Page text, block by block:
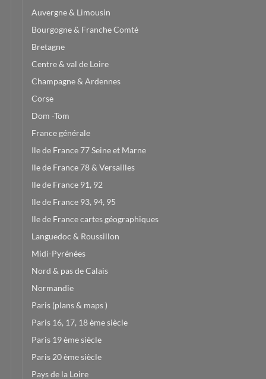
Auvergne & Limousin
Bourgogne & Franche Comté
Bretagne
Centre & val de Loire
Champagne & Ardennes
Corse
Dom -Tom
France générale
Ile de France 77 Seine et Marne
Ile de France 78 & Versailles
Ile de France 91, 92
Ile de France 93, 94, 95
Ile de France cartes géographiques
Languedoc & Roussillon
Midi-Pyrénées
Nord & pas de Calais
Normandie
Paris (plans & maps )
Paris 16, 17, 18 ème siècle
Paris 19 ème siècle
Paris 20 ème siècle
Pays de la Loire